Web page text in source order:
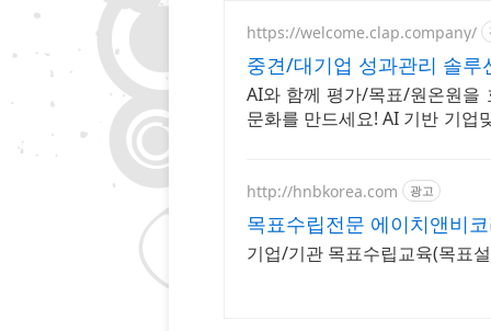
https://welcome.clap.company/
중견/대기업 성과관리 솔루
AI와 함께 평가/목표/원온원을
문화를 만드세요! AI 기반 기업
http://hnbkorea.com 광고
목표수립전문 에이치앤비
기업/기관 목표수립교육(목표